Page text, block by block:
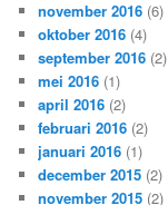
november 2016 (6)
oktober 2016 (4)
september 2016 (2)
mei 2016 (1)
april 2016 (2)
februari 2016 (2)
januari 2016 (1)
december 2015 (2)
november 2015 (2)